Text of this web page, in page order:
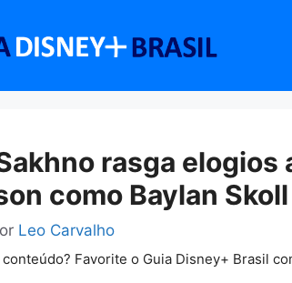
rasga
como Baylan
Leo Carvalho
Favorite o Guia Disney+ Brasil